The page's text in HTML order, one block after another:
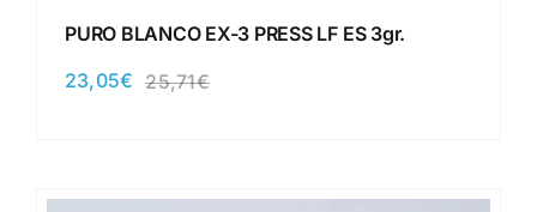
PURO BLANCO EX-3 PRESS LF ES 3gr.
25,71€El
23,05€
El